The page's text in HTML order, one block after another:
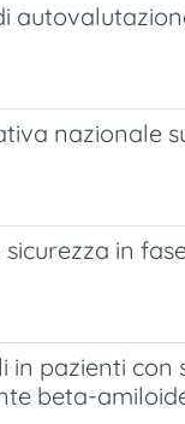
nazionale
in
in pazienti
beta-